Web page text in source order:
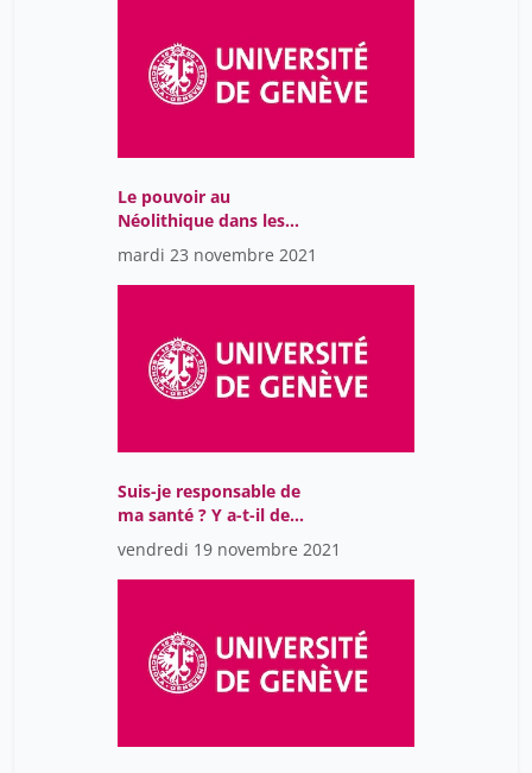
Le pouvoir au
Néolithique dans les
Alpes. Une affaire de
gros cailloux ?
mardi 23 novembre 2021
Suis-je responsable de
ma santé ? Y a-t-il de
bons et de mauvais
malades ?
vendredi 19 novembre 2021